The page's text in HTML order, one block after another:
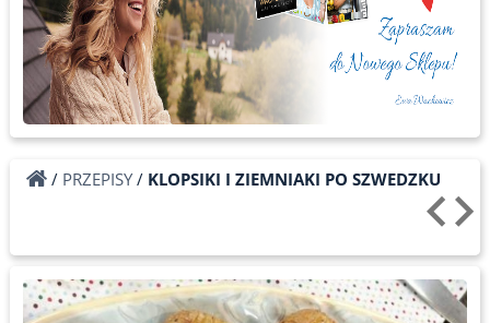
/ PRZEPISY/ KLOPSIKI I ZIEMNIAKI PO SZWEDZKU